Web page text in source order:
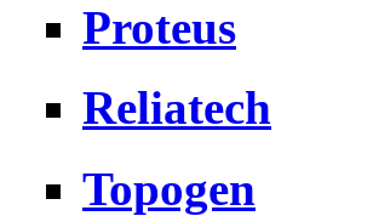
Proteus
Reliatech
Topogen